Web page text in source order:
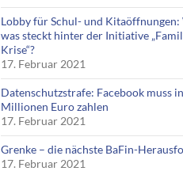
Lobby für Schul- und Kitaöffnungen:
was steckt hinter der Initiative
Krise“?
17. Februar 2021
Datenschutzstrafe: Facebook muss
Millionen Euro zahlen
17. Februar 2021
Grenke – die nächste BaFin-
17. Februar 2021